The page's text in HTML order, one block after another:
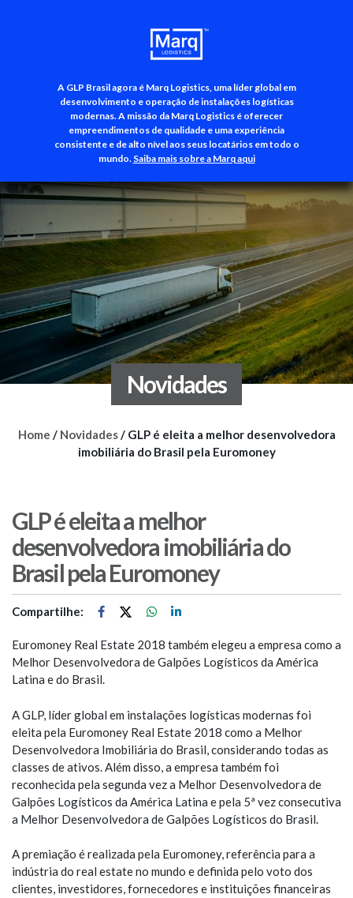
A GLP Brasil agora é Marq Logistics, uma líder global em
desenvolvimento e operação de instalações logísticas
modernas. A missão da Marq Logistics é oferecer
empreendimentos de qualidade e uma experiência
consistente e de alto nível aos seus locatários em todo o
mundo. Saiba mais sobre a Marq aqui
+55 (11) 3500-3700
Novidades
Home / Novidades/ GLP é eleita a melhor desenvolvedora
imobiliária do Brasil pela Euromoney
GLP é eleita a melhor
desenvolvedora imobiliária do
Brasil pela Euromoney
Compartilhe:
Euromoney Real Estate 2018 também elegeu a empresa como a
Melhor Desenvolvedora de Galpões Logísticos da América
Latina e do Brasil.
A GLP, líder global em instalações logísticas modernas foi
eleita pela Euromoney Real Estate 2018 como a Melhor
Desenvolvedora Imobiliária do Brasil, considerando todas as
classes de ativos. Além disso, a empresa também foi
reconhecida pela segunda vez a Melhor Desenvolvedora de
Galpões Logísticos da América Latina e pela 5ª vez consecutiva
a Melhor Desenvolvedora de Galpões Logísticos do Brasil.
A premiação é realizada pela Euromoney, referência para a
indústria do real estate no mundo e definida pelo voto dos
clientes, investidores, fornecedores e instituições financeiras